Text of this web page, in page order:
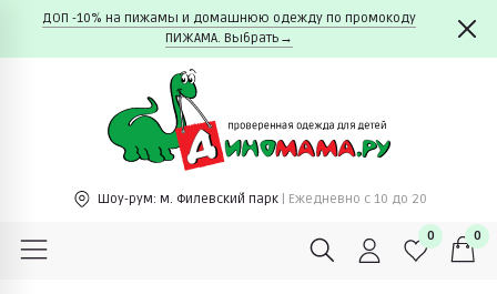
ДОП -10% на пижамы и домашнюю одежду по промокоду
ПИЖАМА. Выбрать→
Шоу-рум: м. Филевский парк | Ежедневно c 10 до 20
0 0